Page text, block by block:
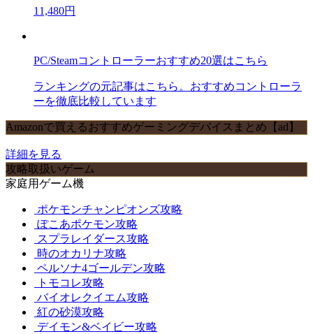
11,480円
PC/Steamコントローラーおすすめ20選はこちら
ランキングの元記事はこちら。おすすめコントローラ
ーを徹底比較しています
Amazonで買えるおすすめゲーミングデバイスまとめ【ad】
詳細を見る
攻略取扱いゲーム
家庭用ゲーム機
ポケモンチャンピオンズ攻略
ぽこあポケモン攻略
スプラレイダース攻略
時のオカリナ攻略
ペルソナ4ゴールデン攻略
トモコレ攻略
バイオレクイエム攻略
紅の砂漠攻略
デイモン&ベイビー攻略